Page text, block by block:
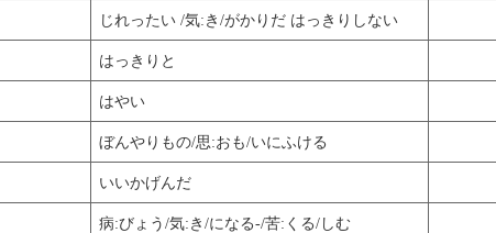
じれったい /気:き/がかりだ はっきりしない
はっきりと
はやい
ぼんやりもの/思:おも/いにふける
いいかげんだ
病:びょう/気:き/になる-/苦:くる/しむ